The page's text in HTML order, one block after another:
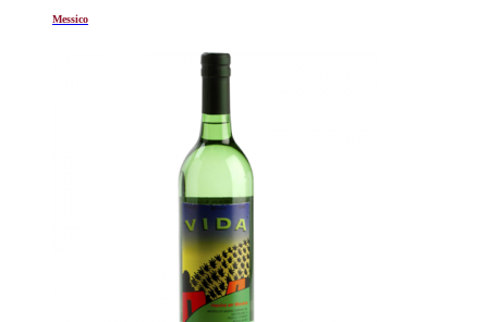
Messico